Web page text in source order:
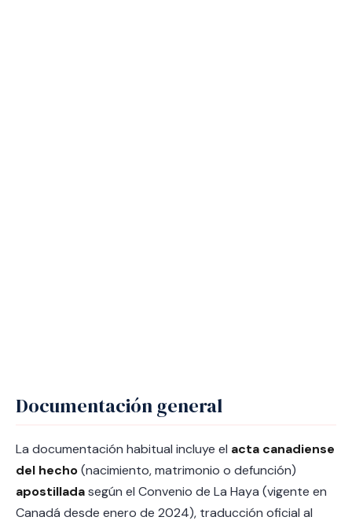
Documentación general
La documentación habitual incluye el acta canadiense
del hecho(nacimiento, matrimonio o defunción)
apostilladasegún el Convenio de La Haya (vigente en
Canadá desde enero de 2024), traducción oficial al